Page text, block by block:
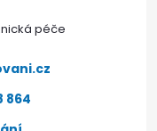
864